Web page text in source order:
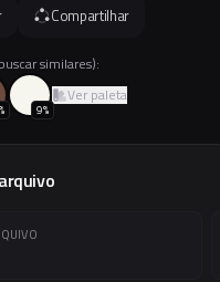
Compartilhar
similares):
% 9%
Ver paleta